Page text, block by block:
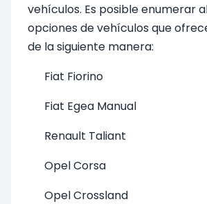
vehículos. Es posible enumerar
opciones de vehículos que
de la siguiente manera:
Fiat Fiorino
Fiat Egea Manual
Renault Taliant
Opel Corsa
Opel Crossland